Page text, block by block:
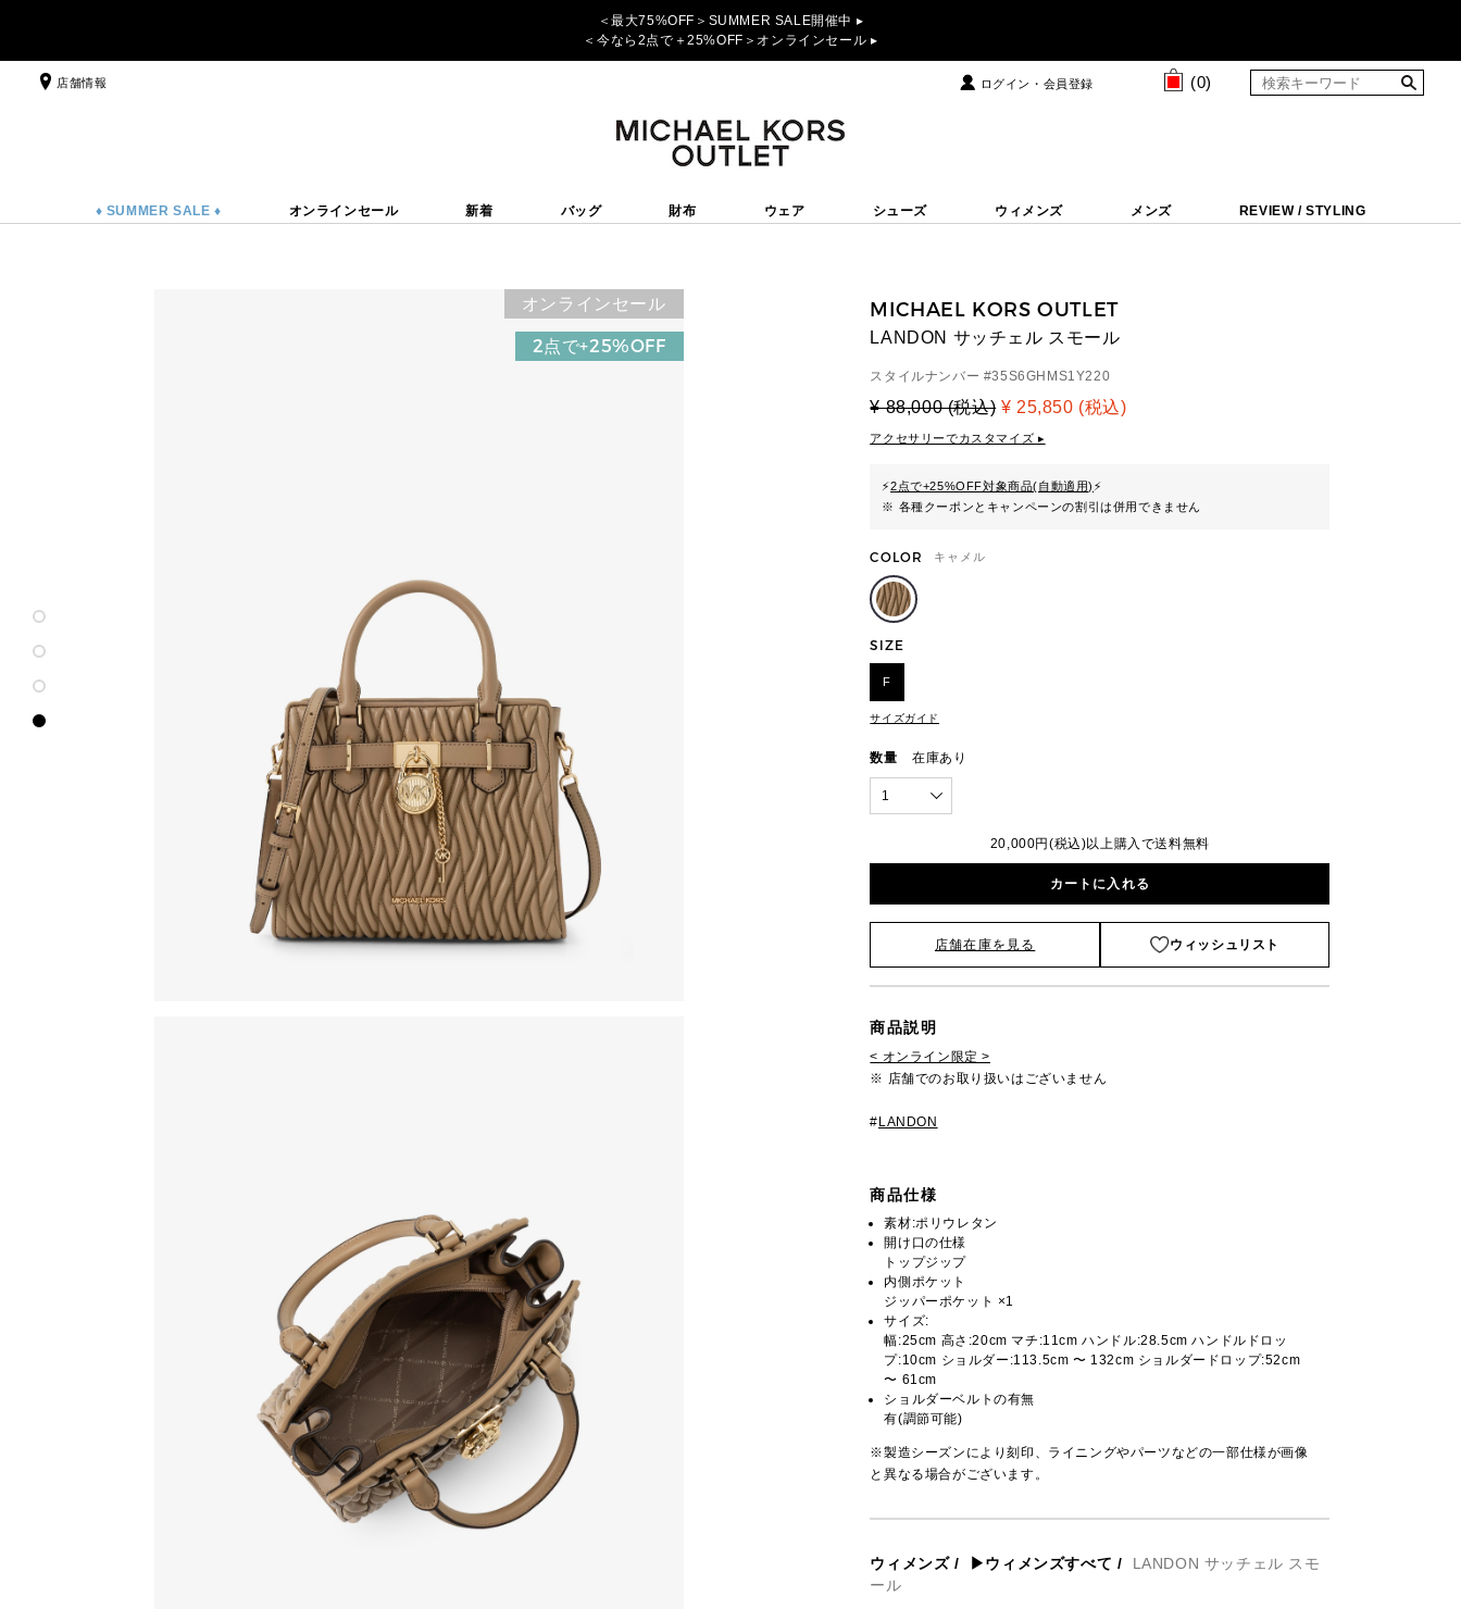
＜最大75%OFF＞SUMMER SALE開催中 ▸
＜今なら2点で＋25%OFF＞オンラインセール ▸
店舗情報 ログイン・会員登録 (0)
♦ SUMMER SALE ♦ オンラインセール 新着 バッグ 財布 ウェア シューズ ウィメンズ メンズ REVIEW / STYLING
オンラインセール
2点で+25%OFF
MICHAEL KORS OUTLET
LANDON サッチェル スモール
スタイルナンバー #35S6GHMS1Y220
¥ 88,000 (税込) ¥ 25,850 (税込)
アクセサリーでカスタマイズ ▸
⚡2点で+25%OFF対象商品(自動適用) ⚡
※ 各種クーポンとキャンペーンの割引は併用できません
COLOR キャメル
SIZE
F
サイズガイド
数量 在庫あり
1
20,000円(税込)以上購入で送料無料
カートに入れる
店舗在庫を見る ウィッシュリスト
商品説明
< オンライン限定 >
※ 店舗でのお取り扱いはございません
# LANDON
商品仕様
素材:ポリウレタン
開け口の仕様
トップジップ
内側ポケット
ジッパーポケット ×1
サイズ:
幅:25cm 高さ:20cm マチ:11cm ハンドル:28.5cm ハンドルドロッ
プ:10cm ショルダー:113.5cm 〜 132cm ショルダードロップ:52cm
〜 61cm
ショルダーベルトの有無
有(調節可能)
※製造シーズンにより刻印、ライニングやパーツなどの一部仕様が画像
と異なる場合がございます。
ウィメンズ/ ▶ウィメンズすべて /
LANDON サッチェル スモ
ール